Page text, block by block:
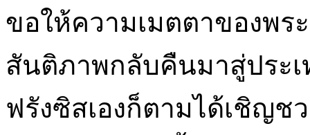
ขอให้ความเมตตาของพร
สันติภาพกลับคืนมาสู่ประ
ฟรังซิสเองก็ตามได้เชิญช